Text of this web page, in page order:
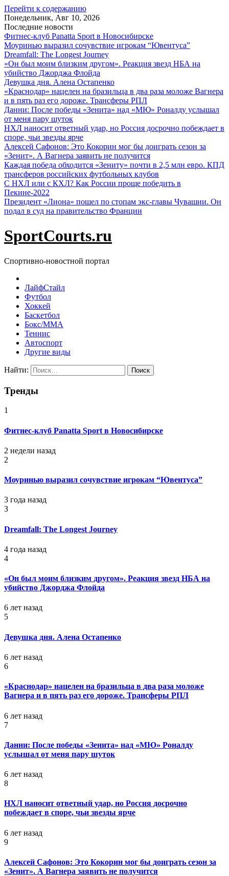
Перейти к содержанию
Понедельник, Авг 10, 2026
Последние новости
Фитнес-клуб Panatta Sport в Новосибирске
Моуринью выразил сочувствие игрокам “Ювентуса”
Dreamfall: The Longest Journey
«Он был моим близким другом». Реакция звезд НБА на
убийство Джорджа Флойда
Девушка дня. Алена Остапенко
«Краснодар» нацелен на бразильца в два раза моложе Вагнера
и в пять раз его дороже. Трансферы РПЛ
Данни: После победы «Зенита» над «МЮ» Роналду услышал
от меня пару шуток
НХЛ наносит ответный удар, но Россия досрочно побеждает в
споре, чьи звезды ярче
Алексей Сафонов: Это Кокорин мог бы доиграть сезон за
«Зенит». А Вагнера заявить не получится
Каждая победа обходится «Зениту» почти в 2,5 млн евро. КПД
трансферов российских футбольных клубов
С НХЛ или с КХЛ? Как России проще победить в
Пекине-2022
Президент «Лиона» пошел по стопам экс-главы Чувашии. Он
подал в суд на правительство Франции
SportCourts.ru
Спортивно-новостной портал
ЛайфСтайл
Футбол
Хоккей
Баскетбол
Бокс/MMA
Теннис
Автоспорт
Другие виды
Найти:
Тренды
1
Фитнес-клуб Panatta Sport в Новосибирске
2 недели назад
2
Моуринью выразил сочувствие игрокам “Ювентуса”
3 года назад
3
Dreamfall: The Longest Journey
4 года назад
4
«Он был моим близким другом». Реакция звезд НБА на
убийство Джорджа Флойда
6 лет назад
5
Девушка дня. Алена Остапенко
6 лет назад
6
«Краснодар» нацелен на бразильца в два раза моложе
Вагнера и в пять раз его дороже. Трансферы РПЛ
6 лет назад
7
Данни: После победы «Зенита» над «МЮ» Роналду
услышал от меня пару шуток
6 лет назад
8
НХЛ наносит ответный удар, но Россия досрочно
побеждает в споре, чьи звезды ярче
6 лет назад
9
Алексей Сафонов: Это Кокорин мог бы доиграть сезон за
«Зенит». А Вагнера заявить не получится